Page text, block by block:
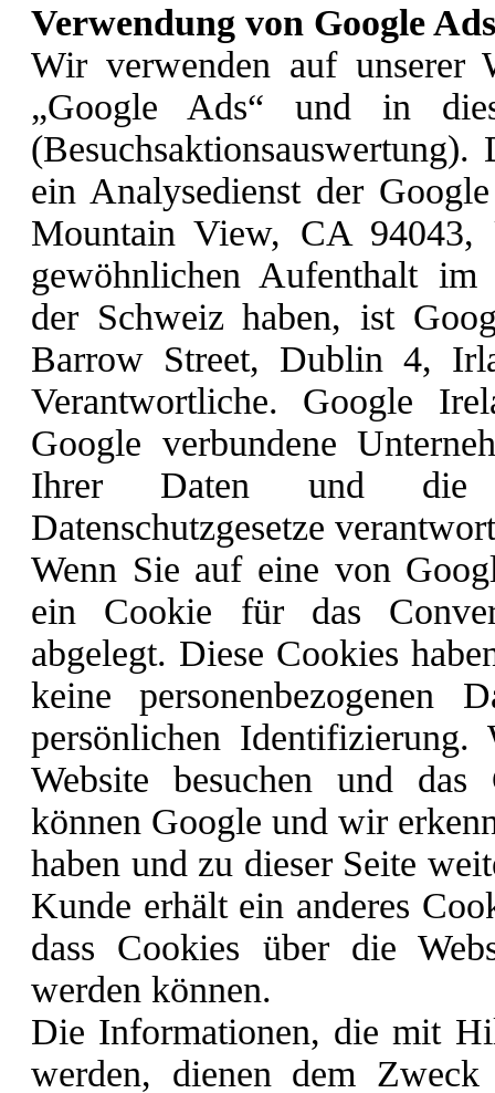
Verwendung von Google
Wir verwenden auf unserer
„Google Ads“ und in
ein Analysedienst der
Mountain View, CA 94043,
gewöhnlichen Aufenthalt im
der Schweiz haben, ist
Barrow Street, Dublin 4,
Verantwortliche. Google
Google verbundene
Ihrer Daten und die
Datenschutzgesetze
Wenn Sie auf eine von
ein Cookie für das
abgelegt. Diese Cookies
keine
persönlichen Identifizierung.
Website besuchen und
können Google und wir
haben und zu dieser Seite
Kunde erhält ein anderes
dass Cookies über die
werden können.
Die Informationen, die mit
werden, dienen dem Zweck